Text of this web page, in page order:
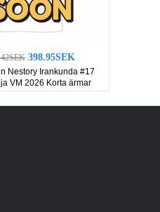
398.95SEK
Nestory Irankunda #17
VM 2026 Korta ärmar